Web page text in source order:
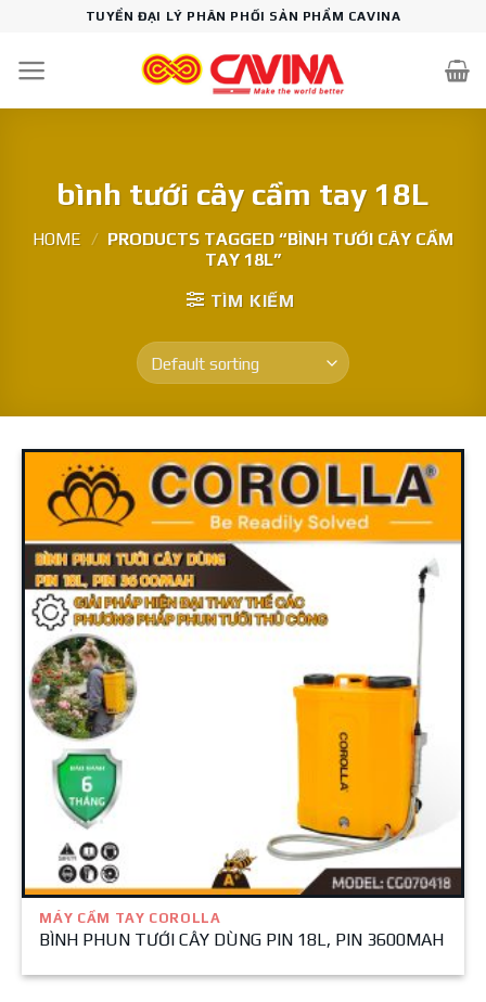
content
TUYỂN ĐẠI LÝ PHÂN PHỐI SẢN PHẨM CAVINA
bình tưới cây cầm tay 18L
HOME / PRODUCTS TAGGED “BÌNH TƯỚI CÂY CẦM
TAY 18L”
TÌM KIẾM
MÁY CẦM TAY COROLLA
BÌNH PHUN TƯỚI CÂY DÙNG PIN 18L, PIN 3600MAH